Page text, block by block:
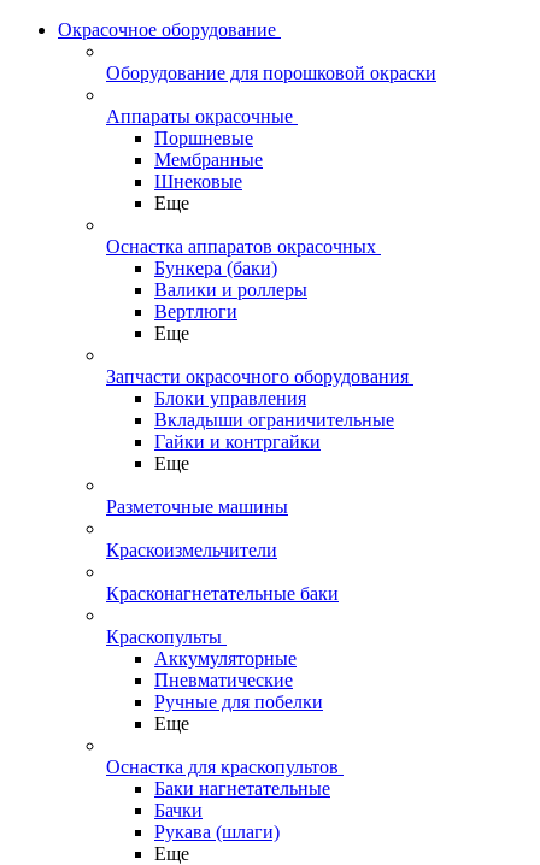
Окрасочное оборудование
Оборудование для порошковой окраски
Аппараты окрасочные
Поршневые
Мембранные
Шнековые
Еще
Оснастка аппаратов окрасочных
Бункера (баки)
Валики и роллеры
Вертлюги
Еще
Запчасти окрасочного оборудования
Блоки управления
Вкладыши ограничительные
Гайки и контргайки
Еще
Разметочные машины
Краскоизмельчители
Красконагнетательные баки
Краскопульты
Аккумуляторные
Пневматические
Ручные для побелки
Еще
Оснастка для краскопультов
Баки нагнетательные
Бачки
Рукава (шлаги)
Еще